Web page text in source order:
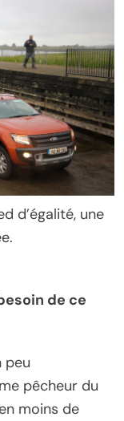
d’égalité, une
de ce
peu
pêcheur du
moins de